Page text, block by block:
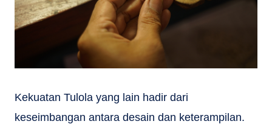
Kekuatan Tulola yang lain hadir dari
keseimbangan antara desain dan keterampilan.